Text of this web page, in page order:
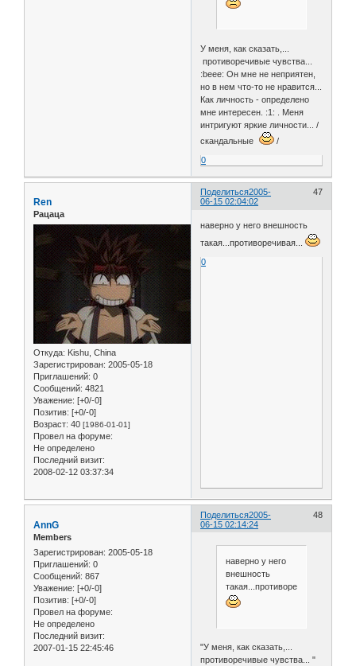
У меня, как сказать,...
противоречивые чувства...
:beee: Он мне не неприятен,
но в нем что-то не нравится...
Как личность - определено
мне интересен. :1: . Меня
интригуют яркие личности... /
скандальные
/
0
Поделиться 47
2005-
06-15 02:04:02
Ren
Рацаца
Откуда: Kishu, China
Зарегистрирован: 2005-05-18
Приглашений: 0
Сообщений: 4821
Уважение: [+0/-0]
Позитив: [+0/-0]
Возраст: 40 [1986-01-01]
Провел на форуме:
Не определено
Последний визит:
2008-02-12 03:37:34
наверно у него внешность
такая...противоречивая...
0
Поделиться 48
2005-
06-15 02:14:24
AnnG
Members
Зарегистрирован: 2005-05-18
Приглашений: 0
Сообщений: 867
Уважение: [+0/-0]
Позитив: [+0/-0]
Провел на форуме:
Не определено
Последний визит:
2007-01-15 22:45:46
наверно у него
внешность
такая...противоречивая...
"У меня, как сказать,...
противоречивые чувства... "